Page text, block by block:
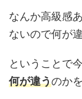
なんか高級感
ないので何が
ということで
何が違うのか